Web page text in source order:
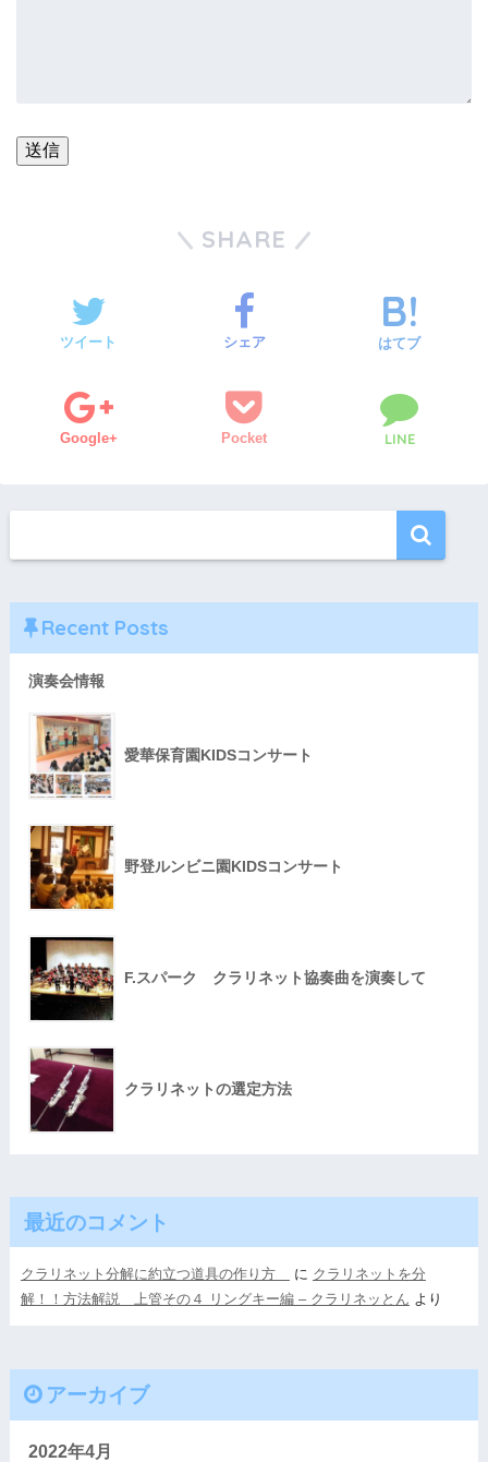
SHARE
ツイート シェア はてブ
Google+ Pocket LINE
Recent Posts
演奏会情報
愛華保育園KIDSコンサート
野登ルンビニ園KIDSコンサート
F.スパーク クラリネット協奏曲を演奏して
クラリネットの選定方法
最近のコメント
クラリネット分解に約立つ道具の作り方 に クラリネットを分
解！！方法解説 上管その４ リングキー編 – クラリネッとん より
アーカイブ
2022年4月